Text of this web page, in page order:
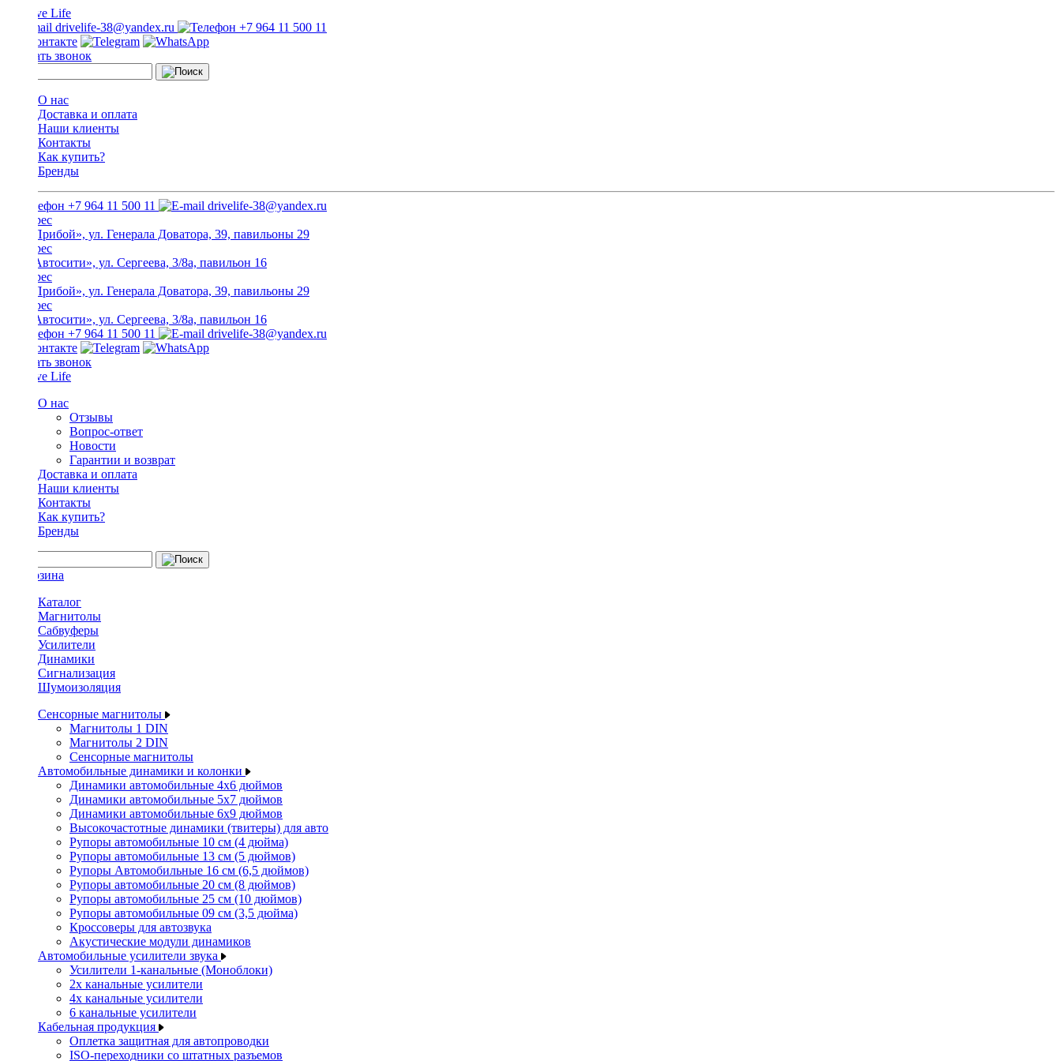
drivelife-38@yandex.ru +7 964 11 500 11
Заказать звонок
О нас
Доставка и оплата
Наши клиенты
Контакты
Как купить?
Бренды
+7 964 11 500 11 drivelife-38@yandex.ru
ТЦ «Прибой», ул. Генерала Доватора, 39, павильоны 29
ТЦ «Автосити», ул. Сергеева, 3/8а, павильон 16
ТЦ «Прибой», ул. Генерала Доватора, 39, павильоны 29
ТЦ «Автосити», ул. Сергеева, 3/8а, павильон 16
+7 964 11 500 11
drivelife-38@yandex.ru
Заказать звонок
О нас
Отзывы
Вопрос-ответ
Новости
Гарантии и возврат
Доставка и оплата
Наши клиенты
Контакты
Как купить?
Бренды
Каталог
Магнитолы
Сабвуферы
Усилители
Динамики
Сигнализация
Шумоизоляция
Сенсорные магнитолы
Магнитолы 1 DIN
Магнитолы 2 DIN
Сенсорные магнитолы
Автомобильные динамики и колонки
Динамики автомобильные 4x6 дюймов
Динамики автомобильные 5x7 дюймов
Динамики автомобильные 6x9 дюймов
Высокочастотные динамики (твитеры) для авто
Рупоры автомобильные 10 см (4 дюйма)
Рупоры автомобильные 13 см (5 дюймов)
Рупоры Автомобильные 16 см (6,5 дюймов)
Рупоры автомобильные 20 см (8 дюймов)
Рупоры автомобильные 25 см (10 дюймов)
Рупоры автомобильные 09 см (3,5 дюйма)
Кроссоверы для автозвука
Акустические модули динамиков
Автомобильные усилители звука
Усилители 1-канальные (Моноблоки)
2х канальные усилители
4х канальные усилители
6 канальные усилители
Кабельная продукция
Оплетка защитная для автопроводки
ISO-переходники со штатных разъемов